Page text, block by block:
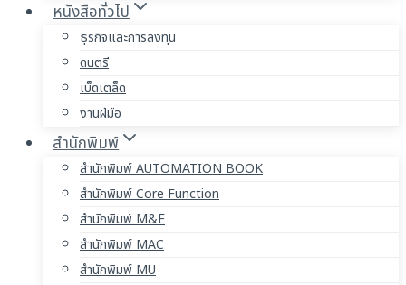
หนังสือทั่วไป
ธุรกิจและการลงทุน
ดนตรี
เบ็ดเตล็ด
งานฝีมือ
สำนักพิมพ์
สำนักพิมพ์ AUTOMATION BOOK
สำนักพิมพ์ Core Function
สำนักพิมพ์ M&E
สำนักพิมพ์ MAC
สำนักพิมพ์ MU